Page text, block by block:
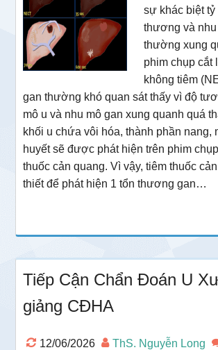
sự khác biệt
thương và
thường xung
phim chụp cắt
không tiêm
gan thường khó quan sát thấy vì độ
mô u và nhu mô gan xung quanh quá
khối u chứa vôi hóa, thành phần nang,
huyết sẽ được phát hiện trên phim
thuốc cản quang. Vì vậy, tiêm thuốc
thiết để phát hiện 1 tổn thương gan…
Tiếp Cận Chẩn Đoán U
giảng CĐHA
12/06/2026 ThS. Nguyễn Long